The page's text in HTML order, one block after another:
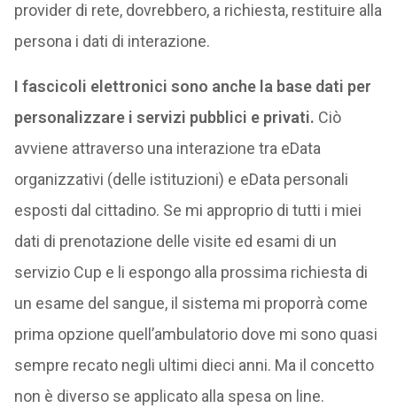
provider di rete, dovrebbero, a richiesta, restituire alla
persona i dati di interazione.
I fascicoli elettronici sono anche la base dati per
personalizzare i servizi pubblici e privati. Ciò
avviene attraverso una interazione tra eData
organizzativi (delle istituzioni) e eData personali
esposti dal cittadino. Se mi approprio di tutti i miei
dati di prenotazione delle visite ed esami di un
servizio Cup e li espongo alla prossima richiesta di
un esame del sangue, il sistema mi proporrà come
prima opzione quell’ambulatorio dove mi sono quasi
sempre recato negli ultimi dieci anni. Ma il concetto
non è diverso se applicato alla spesa on line.